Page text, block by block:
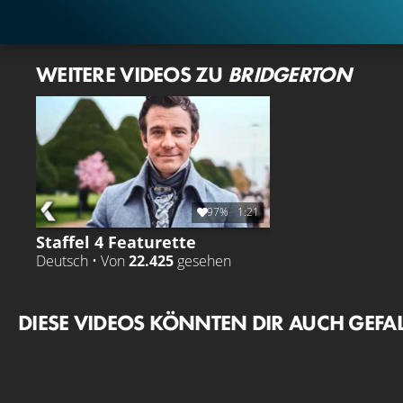
WEITERE VIDEOS ZU BRIDGERTON
97% 1:21
Staffel 4 Featurette
Deutsch • Von 22.425 gesehen
DIESE VIDEOS KÖNNTEN DIR AUCH